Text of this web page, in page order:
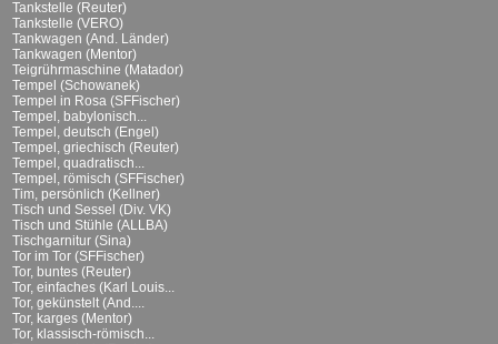
Tankstelle (Reuter)
Tankstelle (VERO)
Tankwagen (And. Länder)
Tankwagen (Mentor)
Teigrührmaschine (Matador)
Tempel (Schowanek)
Tempel in Rosa (SFFischer)
Tempel, babylonisch...
Tempel, deutsch (Engel)
Tempel, griechisch (Reuter)
Tempel, quadratisch...
Tempel, römisch (SFFischer)
Tim, persönlich (Kellner)
Tisch und Sessel (Div. VK)
Tisch und Stühle (ALLBA)
Tischgarnitur (Sina)
Tor im Tor (SFFischer)
Tor, buntes (Reuter)
Tor, einfaches (Karl Louis...
Tor, gekünstelt (And....
Tor, karges (Mentor)
Tor, klassisch-römisch...